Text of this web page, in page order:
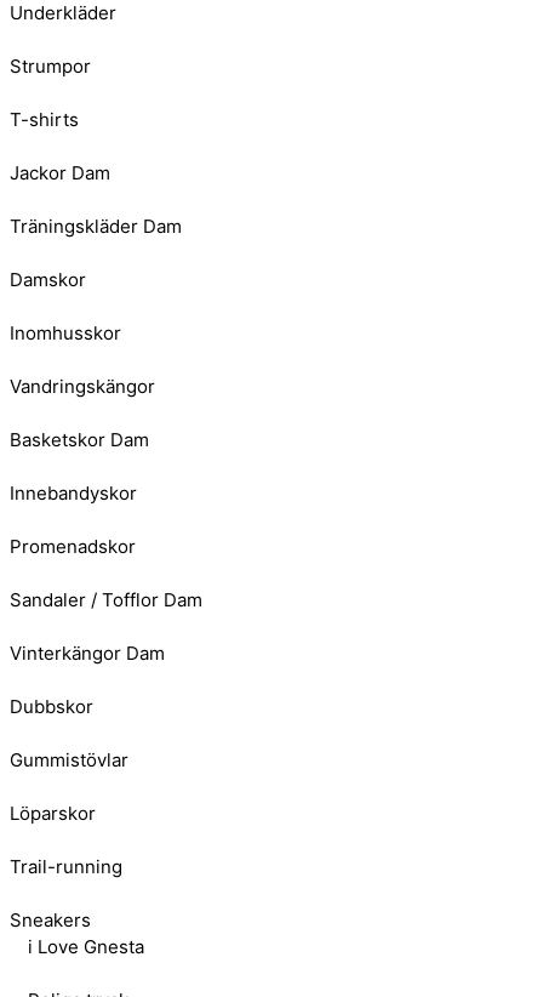
Underkläder
Strumpor
T-shirts
Jackor Dam
Träningskläder Dam
Damskor
Inomhusskor
Vandringskängor
Basketskor Dam
Innebandyskor
Promenadskor
Sandaler / Tofflor Dam
Vinterkängor Dam
Dubbskor
Gummistövlar
Löparskor
Trail-running
Sneakers
i Love Gnesta